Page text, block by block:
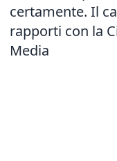
certamente. Il
rapporti con la
Media